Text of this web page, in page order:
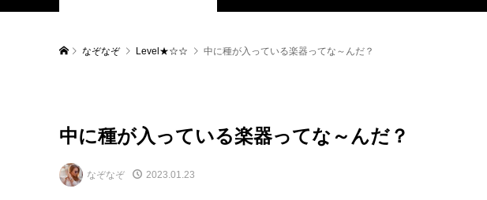
なぞなぞ Level★☆☆ 中に種が入っている楽器ってな～んだ？
中に種が入っている楽器ってな～んだ？
なぞなぞ 2023.01.23